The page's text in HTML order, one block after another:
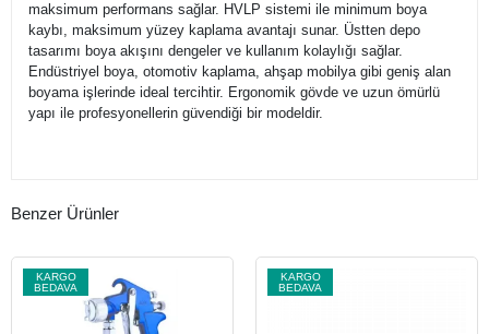
maksimum performans sağlar. HVLP sistemi ile minimum boya
kaybı, maksimum yüzey kaplama avantajı sunar. Üstten depo
tasarımı boya akışını dengeler ve kullanım kolaylığı sağlar.
Endüstriyel boya, otomotiv kaplama, ahşap mobilya gibi geniş alan
boyama işlerinde ideal tercihtir. Ergonomik gövde ve uzun ömürlü
yapı ile profesyonellerin güvendiği bir modeldir.
Benzer Ürünler
KARGO
BEDAVA
KARGO
BEDAVA